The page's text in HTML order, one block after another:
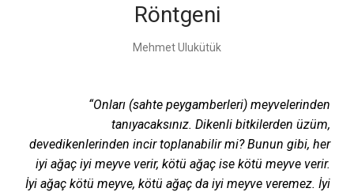
Röntgeni
Mehmet Ulukütük
“Onları (sahte peygamberleri) meyvelerinden
tanıyacaksınız. Dikenli bitkilerden üzüm,
devedikenlerinden incir toplanabilir mi? Bunun gibi, her
iyi ağaç iyi meyve verir, kötü ağaç ise kötü meyve verir.
İyi ağaç kötü meyve, kötü ağaç da iyi meyve veremez. İyi